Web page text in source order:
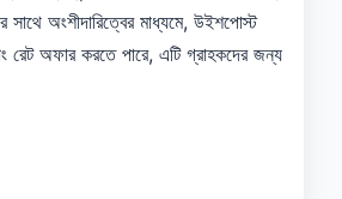
সাথে অংশীদারিত্বের মাধ্যমে, উইশপোস্ট
রেট অফার করতে পারে, এটি গ্রাহকদের জন্য